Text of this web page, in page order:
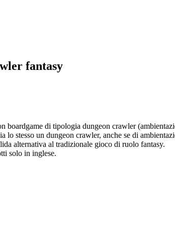
fantasy
boardgame di tipologia dungeon crawler
lo stesso un dungeon crawler, anche se di
alternativa al tradizionale gioco di ruolo fantasy.
solo in inglese.